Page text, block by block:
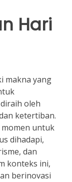
Hari
makna yang
oleh
ketertiban.
untuk
dihadapi,
dan
konteks ini,
berinovasi